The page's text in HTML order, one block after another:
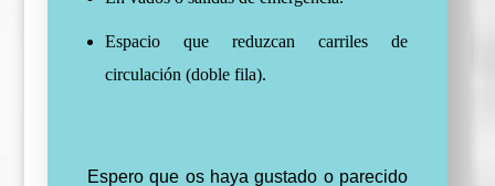
Espacio que reduzcan carriles de
circulación (doble fila).
Espero que os haya gustado o parecido